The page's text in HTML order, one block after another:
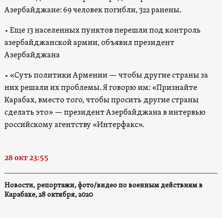
Азербайджане: 69 человек погибли, 322 ранены.
• Еще 13 населенных пунктов перешли под контроль
азербайджанской армии, объявил президент
Азербайджана
• «Суть политики Армении — чтобы другие страны за
них решали их проблемы. Я говорю им: «Признайте
Карабах, вместо того, чтобы просить другие страны
сделать это» — президент Азербайджана в интервью
российскому агентству «Интерфакс».
28 окт 23:55
Новости, репортажи, фото/видео по военным действиям в
Карабахе, 28 октября, 2020